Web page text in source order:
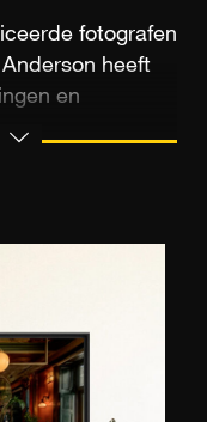
fotografen
heeft
en
staan. Van
van 44
verslag